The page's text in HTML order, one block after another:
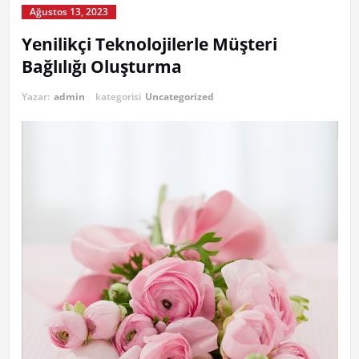
Ağustos 13, 2023
Yenilikçi Teknolojilerle Müşteri
Bağlılığı Oluşturma
Yazar: admin kategorisi Uncategorized